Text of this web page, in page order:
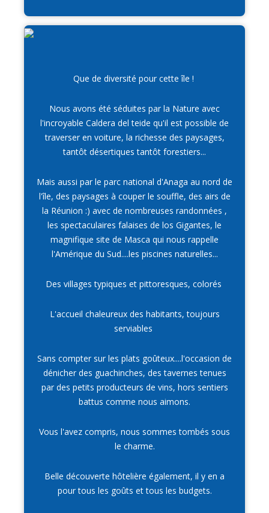
Que de diversité pour cette île !
Nous avons été séduites par la Nature avec
l'incroyable Caldera del teide qu'il est possible de
traverser en voiture, la richesse des paysages,
tantôt désertiques tantôt forestiers...
Mais aussi par le parc national d'Anaga au nord de
l'île, des paysages à couper le souffle, des airs de
la Réunion :) avec de nombreuses randonnées ,
les spectaculaires falaises de los Gigantes, le
magnifique site de Masca qui nous rappelle
l'Amérique du Sud....les piscines naturelles...
Des villages typiques et pittoresques, colorés
L'accueil chaleureux des habitants, toujours
serviables
Sans compter sur les plats goûteux....l'occasion de
dénicher des guachinches, des tavernes tenues
par des petits producteurs de vins, hors sentiers
battus comme nous aimons.
Vous l'avez compris, nous sommes tombés sous
le charme.
Belle découverte hôtelière également, il y en a
pour tous les goûts et tous les budgets.